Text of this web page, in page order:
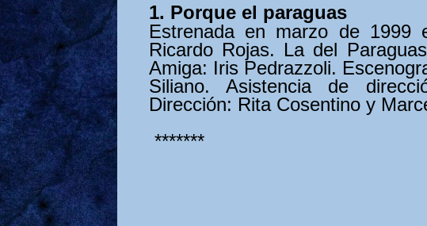
1. Porque el paraguas
Estrenada en marzo de 1999
Ricardo Rojas. La del
Amiga: Iris Pedrazzoli.
Siliano. Asistencia de
Dirección: Rita Cosentino y
*******